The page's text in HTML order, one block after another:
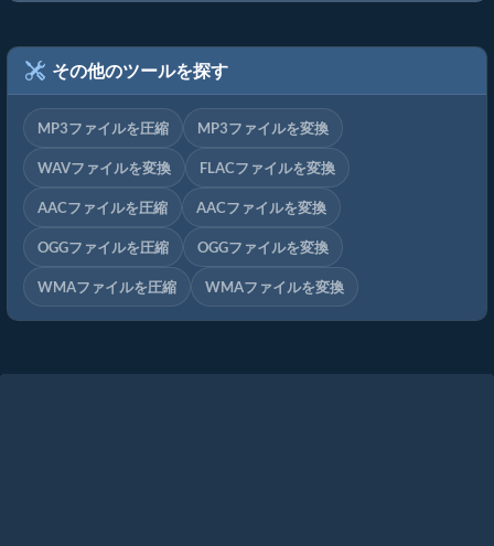
その他のツールを探す
MP3ファイルを圧縮 MP3ファイルを変換
WAVファイルを変換 FLACファイルを変換
AACファイルを圧縮 AACファイルを変換
OGGファイルを圧縮 OGGファイルを変換
WMAファイルを圧縮 WMAファイルを変換